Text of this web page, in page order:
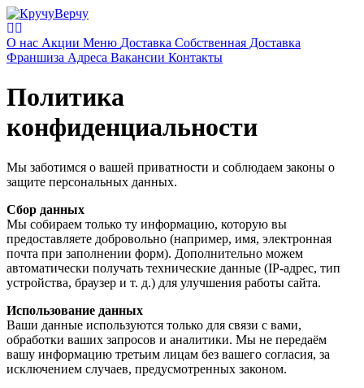
О нас Акции Меню Доставка Собственная Доставка
Франшиза Адреса Вакансии Контакты
Политика
конфиденциальности
Мы заботимся о вашей приватности и соблюдаем законы о
защите персональных данных.
Сбор данных
Мы собираем только ту информацию, которую вы
предоставляете добровольно (например, имя, электронная
почта при заполнении форм). Дополнительно можем
автоматически получать технические данные (IP-адрес, тип
устройства, браузер и т. д.) для улучшения работы сайта.
Использование данных
Ваши данные используются только для связи с вами,
обработки ваших запросов и аналитики. Мы не передаём
вашу информацию третьим лицам без вашего согласия, за
исключением случаев, предусмотренных законом.